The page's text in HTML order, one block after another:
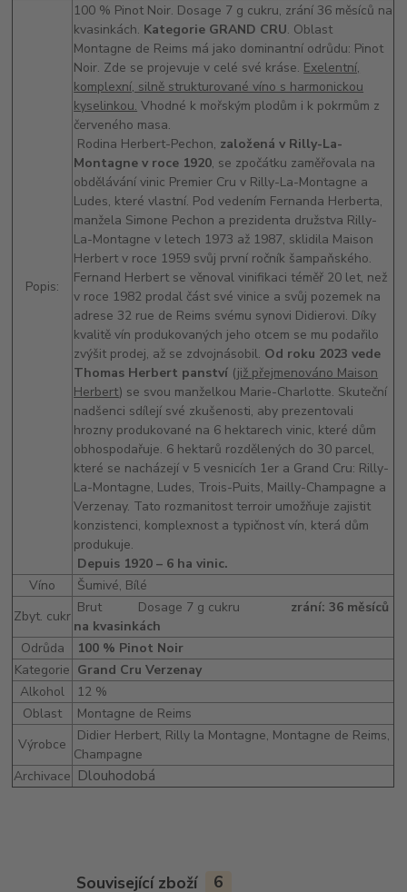
Popis:
100 % Pinot Noir. Dosage 7 g cukru, zrání 36 měsíců na
kvasinkách. Kategorie GRAND CRU. Oblast
Montagne de Reims má jako dominantní odrůdu: Pinot
Noir. Zde se projevuje v celé své kráse. Exelentní,
komplexní, silně strukturované víno s harmonickou
kyselinkou. Vhodné k mořským plodům i k pokrmům z
červeného masa.
Rodina Herbert-Pechon, založená v Rilly-La-
Montagne v roce 1920, se zpočátku zaměřovala na
obdělávání vinic Premier Cru v Rilly-La-Montagne a
Ludes, které vlastní. Pod vedením Fernanda Herberta,
manžela Simone Pechon a prezidenta družstva Rilly-
La-Montagne v letech 1973 až 1987, sklidila Maison
Herbert v roce 1959 svůj první ročník šampaňského.
Fernand Herbert se věnoval vinifikaci téměř 20 let, než
v roce 1982 prodal část své vinice a svůj pozemek na
adrese 32 rue de Reims svému synovi Didierovi. Díky
kvalitě vín produkovaných jeho otcem se mu podařilo
zvýšit prodej, až se zdvojnásobil. Od roku 2023 vede
Thomas Herbert panství (již přejmenováno Maison
Herbert) se svou manželkou Marie-Charlotte. Skuteční
nadšenci sdílejí své zkušenosti, aby prezentovali
hrozny produkované na 6 hektarech vinic, které dům
obhospodařuje. 6 hektarů rozdělených do 30 parcel,
které se nacházejí v 5 vesnicích 1er a Grand Cru: Rilly-
La-Montagne, Ludes, Trois-Puits, Mailly-Champagne a
Verzenay. Tato rozmanitost terroir umožňuje zajistit
konzistenci, komplexnost a typičnost vín, která dům
produkuje.
Depuis 1920 – 6 ha vinic.
Víno
Šumivé, Bílé
Zbyt. cukr
Brut Dosage 7 g cukru
zrání: 36 měsíců
na kvasinkách
Odrůda
100 % Pinot Noir
Kategorie Grand Cru Verzenay
Alkohol
12 %
Oblast
Montagne de Reims
Výrobce
Didier Herbert, Rilly la Montagne, Montagne de Reims,
Champagne
Archivace Dlouhodobá
Související zboží 6